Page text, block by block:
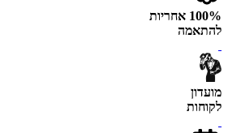
100% אחריות
להתאמה
מועדון
לקוחות